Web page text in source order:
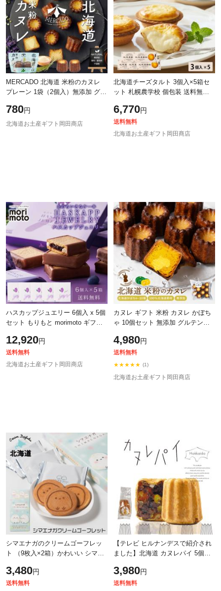
MERCADO 北海道 米粉のカヌレ
プレーン 1袋（2個入）無添加 グル
焼き菓子 スイーツ 人気 カヌレ か
ぬれ
780円
北海道お土産ギフト岡田商店
北海道チーズタルト 3個入×5箱セ
ット 札幌農学校 個包装 送料無料
せ ギフト プレゼント 誕生日 内祝
6,770円
送料無料
北海道お土産ギフト岡田商店
ハスカップジュエリー 6個入 x 5個
セット もりもと morimoto ギフト
定 プレゼント お中元 ギフト 人気
12,920円
送料無料
北海道お土産ギフト岡田商店
カヌレ ギフト 米粉 カヌレ かぼち
ゃ 10個セット 無添加 グルテンフ
子 スイーツ 人気 カヌレ かぬれ 洋
4,980円
送料無料
★★★★★ (1)
北海道お土産ギフト岡田商店
シマエナガのクリームゴーフレッ
ト （9枚入×2箱）かわいい シマエ
子 ギフト プレゼント バレンタイ
ン
3,480円
送料無料
【テレビ ヒルナンデスで紹介され
ました】北海道 カヌレパイ 5個セ
デス スイーツ お菓子 焼き菓子 お
菓
3,980円
送料無料